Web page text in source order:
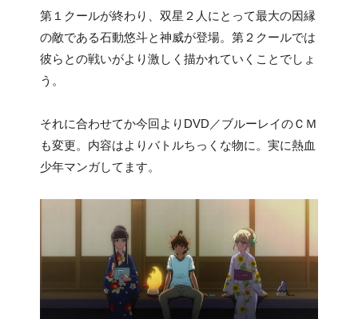
第１クールが終わり、双星２人にとって最大の因縁
の敵である石動悠斗と神威が登場。第２クールでは
彼らとの戦いがより激しく描かれていくことでしょ
う。
それに合わせてか今回よりDVD／ブルーレイのＣＭ
も変更。内容はよりバトルちっくな物に。実に熱血
少年マンガしてます。